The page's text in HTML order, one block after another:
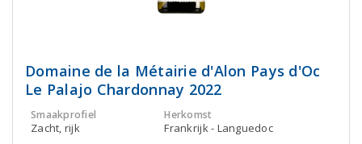
Domaine de la Métairie d'Alon Pays d'Oc
Le Palajo Chardonnay 2022
Smaakprofiel
Zacht, rijk
Herkomst
Frankrijk - Languedoc